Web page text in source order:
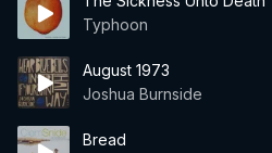
Typhoon
August 1973
Joshua Burnside
Bread